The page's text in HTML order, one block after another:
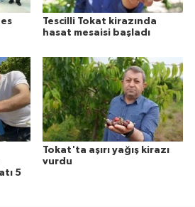
Tescilli Tokat kirazında
hasat mesaisi başladı
5
Tokat'ta aşırı yağış kirazı
vurdu